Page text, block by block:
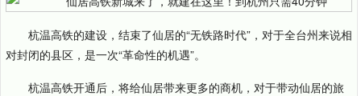
杭温高铁的建设，结束了仙居的“无铁路时代”，对于全台州来说相
对封闭的县区，是一次“革命性的机遇”。
杭温高铁开通后，将给仙居带来更多的商机，对于带动仙居的旅